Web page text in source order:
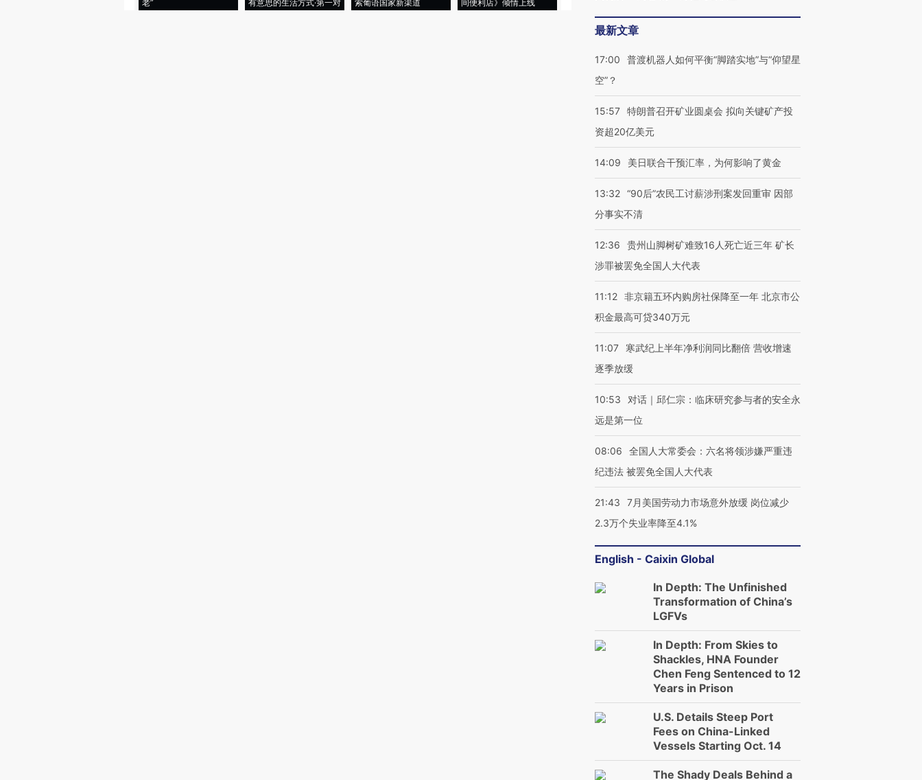
老”
有意思的生活方式·第一对
索葡语国家新渠道
间便利店》倾情上线
有意思的生活方式·第三对
最新文章
17:00
普渡机器人如何平衡“脚踏实地”与“仰望星
空”？
15:57 特朗普召开矿业圆桌会 拟向关键矿产投
资超20亿美元
14:09 美日联合干预汇率，为何影响了黄金
13:32 “90后”农民工讨薪涉刑案发回重审 因部
分事实不清
12:36
贵州山脚树矿难致16人死亡近三年 矿长
涉罪被罢免全国人大代表
11:12 非京籍五环内购房社保降至一年 北京市公
积金最高可贷340万元
11:07
寒武纪上半年净利润同比翻倍 营收增速
逐季放缓
10:53
对话｜邱仁宗：临床研究参与者的安全永
远是第一位
08:06
全国人大常委会：六名将领涉嫌严重违
纪违法 被罢免全国人大代表
21:43
7月美国劳动力市场意外放缓 岗位减少
2.3万个失业率降至4.1%
English - Caixin Global
In Depth: The Unfinished
Transformation of China’s
LGFVs
In Depth: From Skies to
Shackles, HNA Founder
Chen Feng Sentenced to 12
Years in Prison
U.S. Details Steep Port
Fees on China-Linked
Vessels Starting Oct. 14
The Shady Deals Behind a